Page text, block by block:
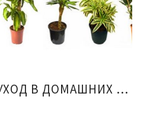
ДРАЦЕНА ГОЛД УХОД В ДОМАШНИХ УСЛОВИЯХ